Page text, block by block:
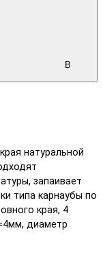
В
натуральной
запаивает
типа карнаубы по
края, 4
диаметр